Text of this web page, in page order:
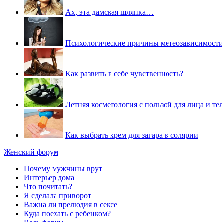
Ах, эта дамская шляпка…
Психологические причины
Как развить в себе чувственность?
Летняя косметология с пользой для лица и
Как выбрать крем для загара в солярии
Женский форум
Почему мужчины врут
Интерьер дома
Что почитать?
Я сделала приворот
Важна ли прелюдия в сексе
Куда поехать с ребенком?